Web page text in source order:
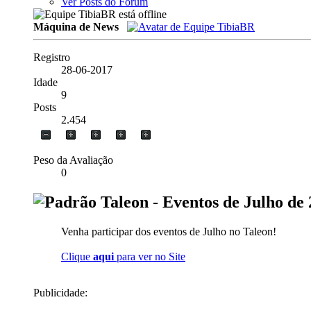
Máquina de News
Registro
28-06-2017
Idade
9
Posts
2.454
Peso da Avaliação
0
Taleon - Eventos de Julho de
Venha participar dos eventos de Julho no Taleon!
Clique aqui para ver no Site
Publicidade: